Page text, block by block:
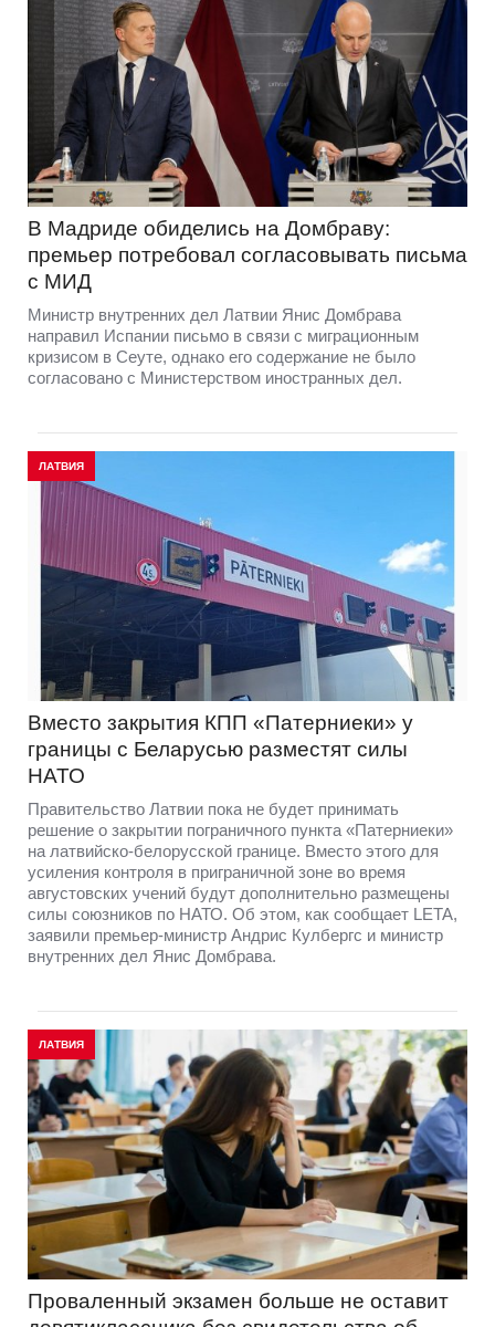
В Мадриде обиделись на Домбраву:
премьер потребовал согласовывать письма
с МИД
Министр внутренних дел Латвии Янис Домбрава
направил Испании письмо в связи с миграционным
кризисом в Сеуте, однако его содержание не было
согласовано с Министерством иностранных дел.
ЛАТВИЯ
Вместо закрытия КПП «Патерниеки» у
границы с Беларусью разместят силы
НАТО
Правительство Латвии пока не будет принимать
решение о закрытии пограничного пункта «Патерниеки»
на латвийско-белорусской границе. Вместо этого для
усиления контроля в приграничной зоне во время
августовских учений будут дополнительно размещены
силы союзников по НАТО. Об этом, как сообщает LETA,
заявили премьер-министр Андрис Кулбергс и министр
внутренних дел Янис Домбрава.
ЛАТВИЯ
Проваленный экзамен больше не оставит